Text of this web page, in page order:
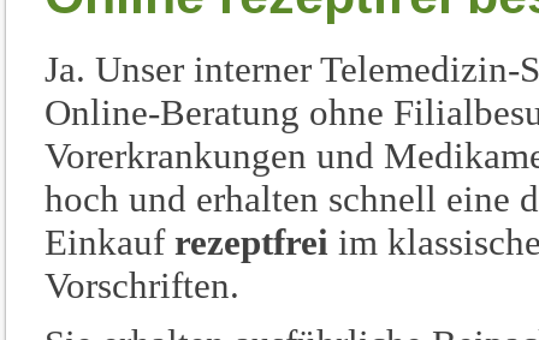
Ja. Unser interner
Online-Beratung ohne
Vorerkrankungen und
hoch und erhalten schnell eine
Einkauf rezeptfrei im
Vorschriften.